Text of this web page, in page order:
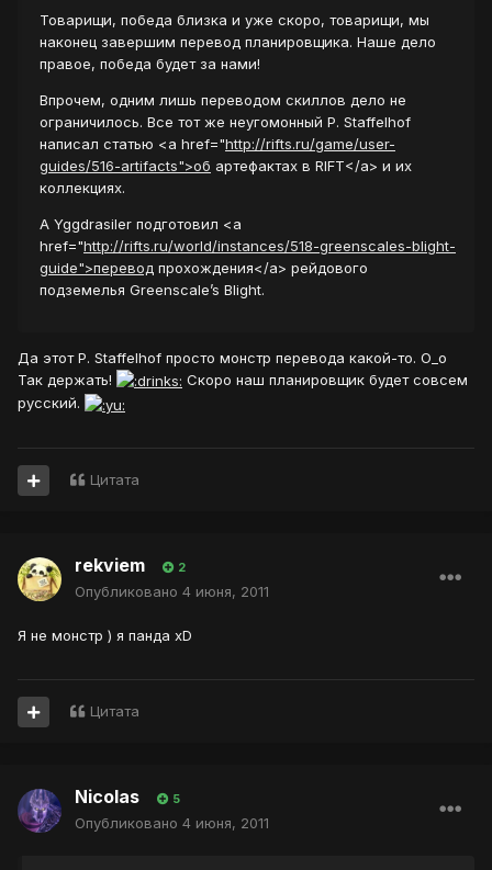
Товарищи, победа близка и уже скоро, товарищи, мы
наконец завершим перевод планировщика. Наше дело
правое, победа будет за нами!
Впрочем, одним лишь переводом скиллов дело не
ограничилось. Все тот же неугомонный P. Staffelhof
написал статью <a href="http://rifts.ru/game/user-
guides/516-artifacts">об артефактах в RIFT</a> и их
коллекциях.
А Yggdrasiler подготовил <a
href="http://rifts.ru/world/instances/518-greenscales-blight-
guide">перевод прохождения</a> рейдового
подземелья Greenscale’s Blight.
Да этот P. Staffelhof просто монстр перевода какой-то. О_о
Так держать!
Скоро наш планировщик будет совсем
русский.
Цитата
rekviem 2
Опубликовано 4 июня, 2011
Я не монстр ) я панда xD
Цитата
Nicolas 5
Опубликовано 4 июня, 2011